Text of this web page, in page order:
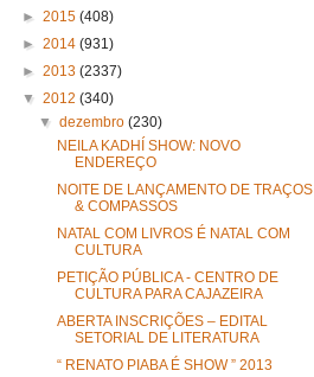
► 2015 (408)
► 2014 (931)
► 2013 (2337)
▼ 2012 (340)
▼dezembro(230)
NEILA KADHÍ SHOW: NOVO
ENDEREÇO
NOITE DE LANÇAMENTO DE TRAÇOS
& COMPASSOS
NATAL COM LIVROS É NATAL COM
CULTURA
PETIÇÃO PÚBLICA - CENTRO DE
CULTURA PARA CAJAZEIRA
ABERTA INSCRIÇÕES – EDITAL
SETORIAL DE LITERATURA
“ RENATO PIABA É SHOW ” 2013